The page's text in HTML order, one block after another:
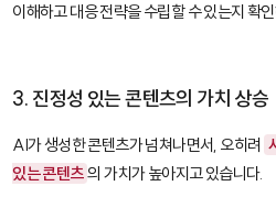
이해하고 대응 전략을 수립할 수 있는지 확
3. 진정성 있는 콘텐츠의 가치 상승
AI가 생성한 콘텐츠가 넘쳐나면서, 오히려
있는 콘텐츠의 가치가 높아지고 있습니다.